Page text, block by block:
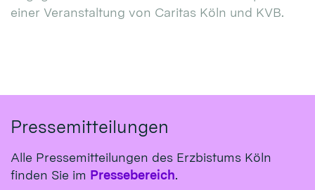
einer Veranstaltung von Caritas Köln und KVB.
Pressemitteilungen
Alle Pressemitteilungen des Erzbistums Köln
finden Sie im Pressebereich.